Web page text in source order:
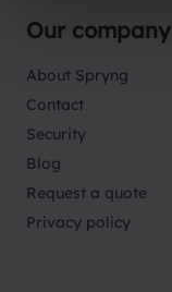
Our company
About Spryng
Contact
Security
Blog
Request a quote
Privacy policy